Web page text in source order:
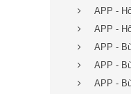
APP -
APP -
APP -
APP -
APP -